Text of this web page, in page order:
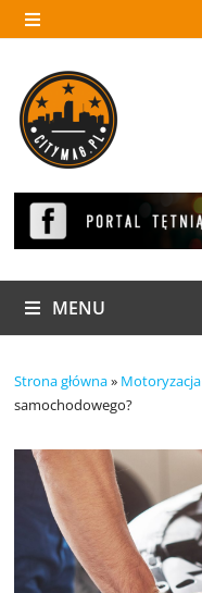
Skip
to
MENU
MENU
Strona główna» Motoryzacja
samochodowego?